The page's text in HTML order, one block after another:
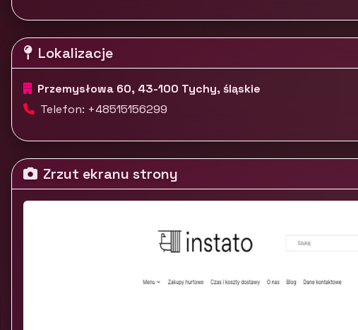
Lokalizacje
Przemysłowa 60, 43-100 Tychy, śląskie
Telefon: +48515156299
Zrzut ekranu strony